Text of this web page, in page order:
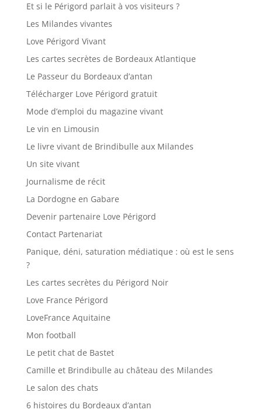
Et si le Périgord parlait à vos visiteurs ?
Les Milandes vivantes
Love Périgord Vivant
Les cartes secrètes de Bordeaux Atlantique
Le Passeur du Bordeaux d’antan
Télécharger Love Périgord gratuit
Mode d’emploi du magazine vivant
Le vin en Limousin
Le livre vivant de Brindibulle aux Milandes
Un site vivant
Journalisme de récit
La Dordogne en Gabare
Devenir partenaire Love Périgord
Contact Partenariat
Panique, déni, saturation médiatique : où est le sens
?
Les cartes secrètes du Périgord Noir
Love France Périgord
LoveFrance Aquitaine
Mon football
Le petit chat de Bastet
Camille et Brindibulle au château des Milandes
Le salon des chats
6 histoires du Bordeaux d’antan